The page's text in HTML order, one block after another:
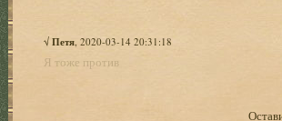
√Петя , 2020-03-14 20:31:18
Я тоже против